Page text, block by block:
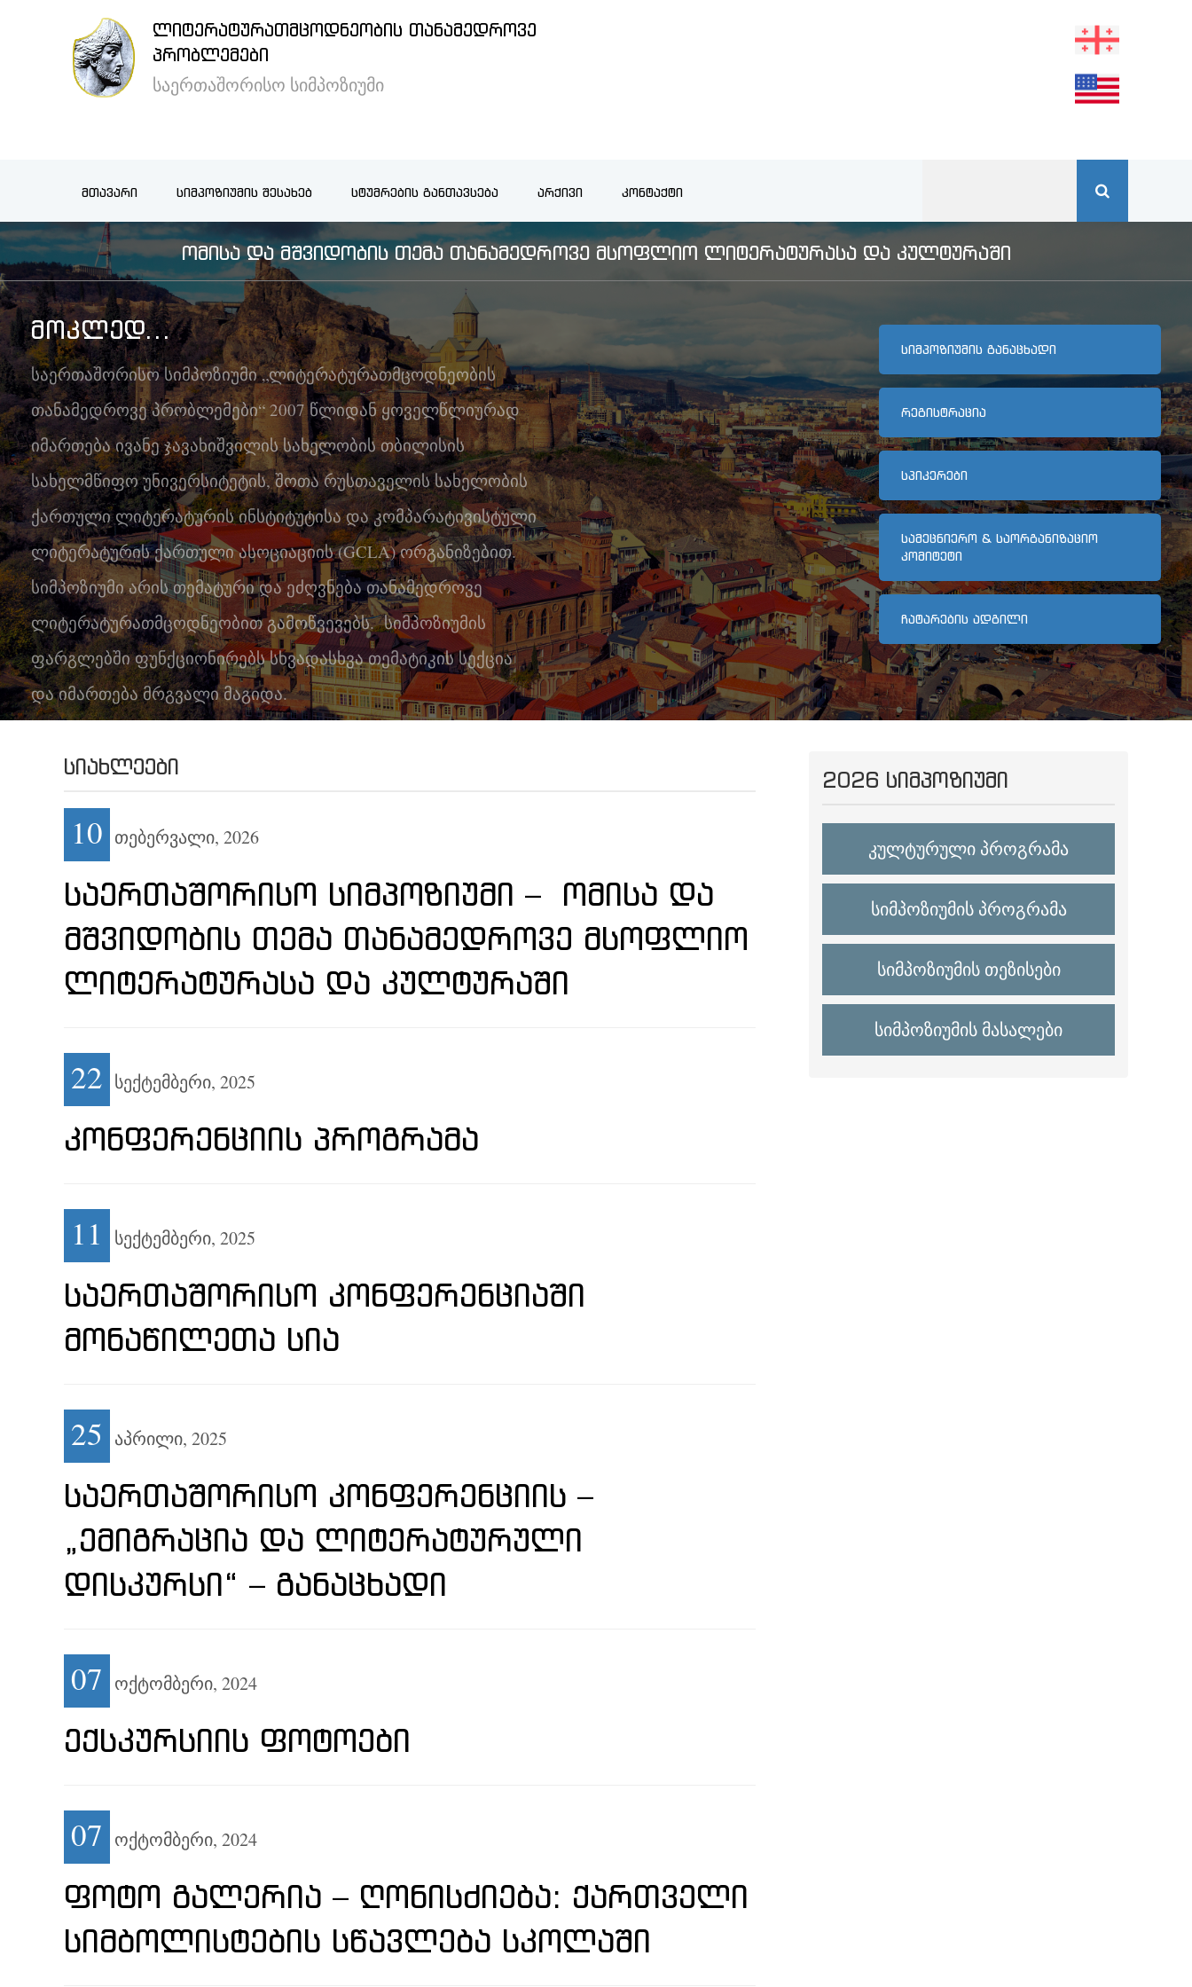
ᲚᲘᲢᲔᲠᲐᲢᲣᲠᲐᲗᲛᲪᲝᲓᲜᲔᲝᲑᲘᲡ ᲗᲐᲜᲐᲛᲔᲓᲠᲝᲕᲔ
ᲞᲠᲝᲑᲚᲔᲛᲔᲑᲘ
საერთაშორისო სიმპოზიუმი
ᲛᲗᲐᲕᲐᲠᲘ ᲡᲘᲛᲞᲝᲖᲘᲣᲛᲘᲡ ᲨᲔᲡᲐᲮᲔᲑ ᲡᲢᲣᲛᲠᲔᲑᲘᲡ ᲒᲐᲜᲗᲐᲕᲡᲔᲑᲐ ᲐᲠᲥᲘᲕᲘ ᲙᲝᲜᲢᲐᲥᲢᲘ
სიმპოზიუმის
შესახებ
სტუმრების
განთავსება
არქივი
კონტაქტი
ᲝᲛᲘᲡᲐ ᲓᲐ ᲛᲨᲕᲘᲓᲝᲑᲘᲡ ᲗᲔᲛᲐ ᲗᲐᲜᲐᲛᲔᲓᲠᲝᲕᲔ ᲛᲡᲝᲤᲚᲘᲝ ᲚᲘᲢᲔᲠᲐᲢᲣᲠᲐᲡᲐ ᲓᲐ ᲙᲣᲚᲢᲣᲠᲐᲨᲘ
ᲛᲝᲙᲚᲔᲓ...
საერთაშორისო სიმპოზიუმი „ლიტერატურათმცოდნეობის
თანამედროვე პრობლემები“ 2007 წლიდან ყოველწლიურად
იმართება ივანე ჯავახიშვილის სახელობის თბილისის
სახელმწიფო უნივერსიტეტის, შოთა რუსთაველის სახელობის
ქართული ლიტერატურის ინსტიტუტისა და კომპარატივისტული
ლიტერატურის ქართული ასოციაციის (GCLA) ორგანიზებით.
სიმპოზიუმი არის თემატური და ეძღვნება თანამედროვე
ლიტერატურათმცოდნეობით გამოწვევებს. სიმპოზიუმის
ფარგლებში ფუნქციონირებს სხვადასხვა თემატიკის სექცია
და იმართება მრგვალი მაგიდა.
ᲡᲘᲛᲞᲝᲖᲘᲣᲛᲘᲡ ᲒᲐᲜᲐᲪᲮᲐᲓᲘ
ᲠᲔᲒᲘᲡᲢᲠᲐᲪᲘᲐ
ᲡᲞᲘᲙᲔᲠᲔᲑᲘ
ᲡᲐᲛᲔᲪᲜᲘᲔᲠᲝ & ᲡᲐᲝᲠᲒᲐᲜᲘᲖᲐᲪᲘᲝ
ᲙᲝᲛᲘᲢᲔᲢᲘ
ᲩᲐᲢᲐᲠᲔᲑᲘᲡ ᲐᲓᲒᲘᲚᲘ
ᲡᲘᲐᲮᲚᲔᲔᲑᲘ
10 თებერვალი, 2026
ᲡᲐᲔᲠᲗᲐᲨᲝᲠᲘᲡᲝ ᲡᲘᲛᲞᲝᲖᲘᲣᲛᲘ – ᲝᲛᲘᲡᲐ ᲓᲐ
ᲛᲨᲕᲘᲓᲝᲑᲘᲡ ᲗᲔᲛᲐ ᲗᲐᲜᲐᲛᲔᲓᲠᲝᲕᲔ ᲛᲡᲝᲤᲚᲘᲝ
ᲚᲘᲢᲔᲠᲐᲢᲣᲠᲐᲡᲐ ᲓᲐ ᲙᲣᲚᲢᲣᲠᲐᲨᲘ
22 სექტემბერი, 2025
ᲙᲝᲜᲤᲔᲠᲔᲜᲪᲘᲘᲡ ᲞᲠᲝᲒᲠᲐᲛᲐ
11 სექტემბერი, 2025
ᲡᲐᲔᲠᲗᲐᲨᲝᲠᲘᲡᲝ ᲙᲝᲜᲤᲔᲠᲔᲜᲪᲘᲐᲨᲘ
ᲛᲝᲜᲐᲬᲘᲚᲔᲗᲐ ᲡᲘᲐ
25 აპრილი, 2025
ᲡᲐᲔᲠᲗᲐᲨᲝᲠᲘᲡᲝ ᲙᲝᲜᲤᲔᲠᲔᲜᲪᲘᲘᲡ –
„ᲔᲛᲘᲒᲠᲐᲪᲘᲐ ᲓᲐ ᲚᲘᲢᲔᲠᲐᲢᲣᲠᲣᲚᲘ
ᲓᲘᲡᲙᲣᲠᲡᲘ“ – ᲒᲐᲜᲐᲪᲮᲐᲓᲘ
07 ოქტომბერი, 2024
ᲔᲥᲡᲙᲣᲠᲡᲘᲘᲡ ᲤᲝᲢᲝᲔᲑᲘ
07 ოქტომბერი, 2024
ᲤᲝᲢᲝ ᲒᲐᲚᲔᲠᲘᲐ – ᲦᲝᲜᲘᲡᲫᲘᲔᲑᲐ: ᲥᲐᲠᲗᲕᲔᲚᲘ
ᲡᲘᲛᲑᲝᲚᲘᲡᲢᲔᲑᲘᲡ ᲡᲬᲐᲕᲚᲔᲑᲐ ᲡᲙᲝᲚᲐᲨᲘ
2026 ᲡᲘᲛᲞᲝᲖᲘᲣᲛᲘ
კულტურული პროგრამა
სიმპოზიუმის პროგრამა
სიმპოზიუმის თეზისები
სიმპოზიუმის მასალები